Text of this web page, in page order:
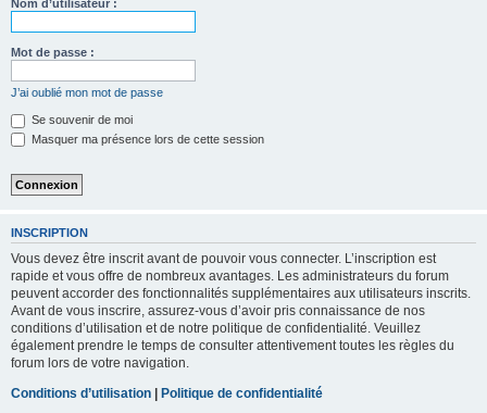
Nom d’utilisateur :
Mot de passe :
J’ai oublié mon mot de passe
Se souvenir de moi
Masquer ma présence lors de cette session
INSCRIPTION
Vous devez être inscrit avant de pouvoir vous connecter. L’inscription est
rapide et vous offre de nombreux avantages. Les administrateurs du forum
peuvent accorder des fonctionnalités supplémentaires aux utilisateurs inscrits.
Avant de vous inscrire, assurez-vous d’avoir pris connaissance de nos
conditions d’utilisation et de notre politique de confidentialité. Veuillez
également prendre le temps de consulter attentivement toutes les règles du
forum lors de votre navigation.
Conditions d’utilisation | Politique de confidentialité